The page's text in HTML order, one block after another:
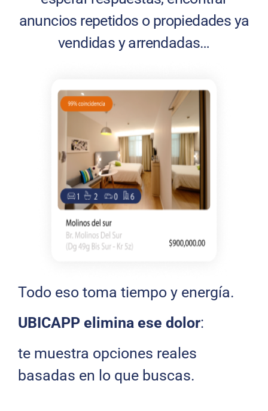
anuncios repetidos o propiedades ya
vendidas y arrendadas…
Todo eso toma tiempo y energía.
UBICAPP elimina ese dolor:
te muestra opciones reales
basadas en lo que buscas.